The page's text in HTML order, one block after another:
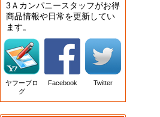
3Ａカンパニースタッフがお得
商品情報や日常を更新してい
ます。
ヤフーブロ
グ
Facebook Twitter